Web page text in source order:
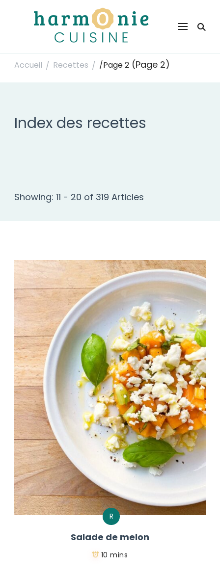
Harmonie Cuisine
Accueil / Recettes / /Page 2 (Page 2)
Index des recettes
Showing: 11 - 20 of 319 Articles
R
Salade de melon
10 mins